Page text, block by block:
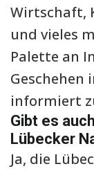
Wirtschaft,
und vieles
Palette an
Geschehen
informiert
Gibt es
Lübecker
Ja, die